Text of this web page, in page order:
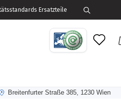
Ersatzteile
Breitenfurter Straße 385, 1230 Wien